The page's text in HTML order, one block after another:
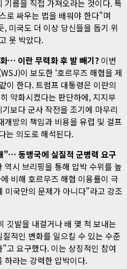
름을 직접 가져오라는 것이다. 특
로 싸우는 법을 배워야 한다”며
미국도 더 이상 당신들을 돕기 위
못 박았다.
… 이란 무력화 후 발 빼기? 이번
이 보도한 ‘호르무즈 해협을 제
이 한다. 트럼프 대통령은 이란의
약화시켰다는 판단하에, 지지부
보다 군사 작전을 조기에 마무리
개방의 책임과 비용을 유럽 및 걸프
는 의도로 해석된다.
”… 동맹국에 실질적 군병력 요구
역시 브리핑을 통해 압박 수위를 높
비해 호르무즈 해협 이용률이 극
미국만의 문제가 아니다”라고 강조
깃발을 내걸거나 배 몇 척 보내는
적인 변화를 일으킬 수 있는 수준
고 요구했다. 이는 상징적인 참여
하라는 강력한 압박이다.